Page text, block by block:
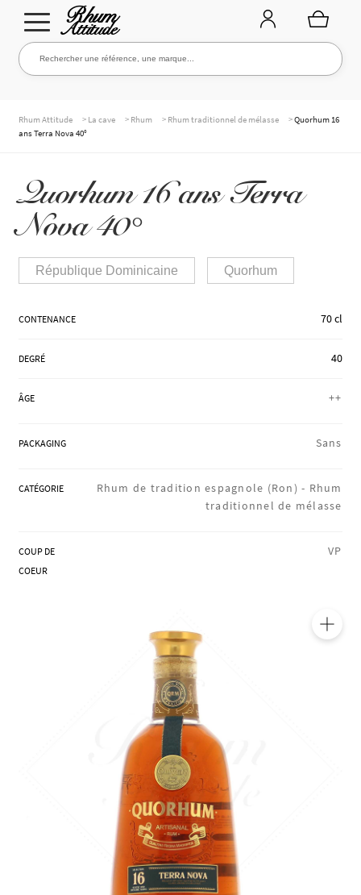
Aller
à
Aller
au
Rechercher une référence, une marque...
Rechercher
NOS RHUMS
COFFRETS & CADEAUX
BLOG
Rhum Attitude > La cave > Rhum > Rhum traditionnel de mélasse >Quorhum 16
ans Terra Nova 40°
Quorhum 16 ans Terra
Nova 40°
République Dominicaine Quorhum
CONTENANCE 70 cl
DEGRÉ 40
ÂGE ++
PACKAGING Sans
CATÉGORIE Rhum de tradition espagnole (Ron) - Rhum
traditionnel de mélasse
COUP DE
COEUR
VP